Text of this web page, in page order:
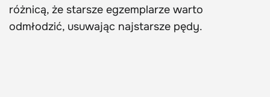
różnicą, że starsze egzemplarze warto
odmłodzić, usuwając najstarsze pędy.